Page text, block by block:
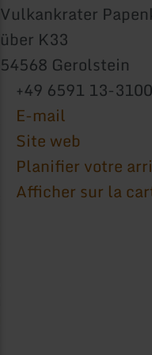
Vulkankrater
über K33
54568 Gerolstein
+49 6591 13-3100
E-mail
Site web
Planifier votre
Afficher sur la